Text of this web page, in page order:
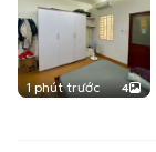
1 phút trước 4